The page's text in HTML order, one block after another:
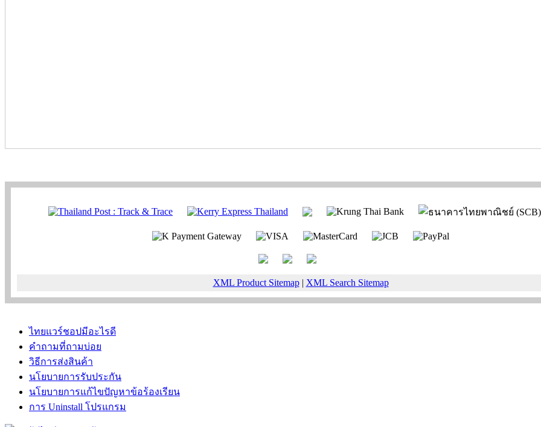
XML Product Sitemap| XML Search Sitemap
ไทยแวร์ชอปมีอะไรดี
คำถามที่ถามบ่อย
วิธีการส่งสินค้า
นโยบายการรับประกัน
นโยบายการแก้ไขปัญหาข้อร้องเรียน
การ Uninstall โปรแกรม